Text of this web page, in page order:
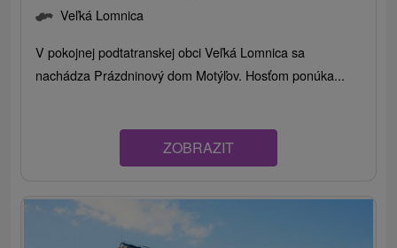
Veľká Lomnica
V pokojnej podtatranskej obci Veľká Lomnica sa
nachádza Prázdninový dom Motýľov. Hosťom ponúka...
ZOBRAZIT